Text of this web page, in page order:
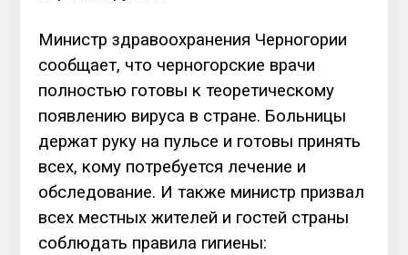
Министр здравоохранения Черногории
сообщает, что черногорские врачи
полностью готовы к теоретическому
появлению вируса в стране. Больницы
держат руку на пульсе и готовы принять
всех, кому потребуется лечение и
обследование. И также министр призвал
всех местных жителей и гостей страны
соблюдать правила гигиены: